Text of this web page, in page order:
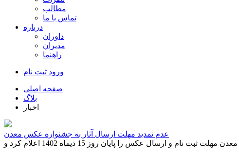
مطالب
تماس با ما
درباره
داوران
مدیران
راهنما
ورود ثبت نام
صفحه اصلی
بلاگ
اخبار
عدم تمدید مهلت ارسال آثار به جشنواره عکس معدن